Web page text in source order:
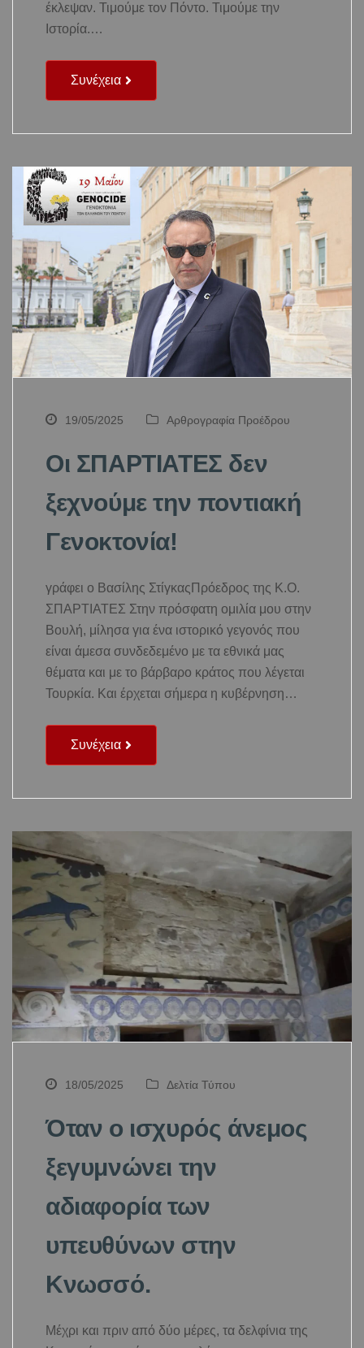
έκλεψαν. Τιμούμε τον Πόντο. Τιμούμε την
Ιστορία.…
Συνέχεια
19/05/2025 Αρθρογραφία Προέδρου
Οι ΣΠΑΡΤΙΑΤΕΣ δεν
ξεχνούμε την ποντιακή
Γενοκτονία!
γράφει ο Βασίλης ΣτίγκαςΠρόεδρος της Κ.Ο.
ΣΠΑΡΤΙΑΤΕΣ Στην πρόσφατη ομιλία μου στην
Βουλή, μίλησα για ένα ιστορικό γεγονός που
είναι άμεσα συνδεδεμένο με τα εθνικά μας
θέματα και με το βάρβαρο κράτος που λέγεται
Τουρκία. Και έρχεται σήμερα η κυβέρνηση…
Συνέχεια
18/05/2025 Δελτία Τύπου
Όταν ο ισχυρός άνεμος
ξεγυμνώνει την
αδιαφορία των
υπευθύνων στην
Κνωσσό.
Μέχρι και πριν από δύο μέρες, τα δελφίνια της